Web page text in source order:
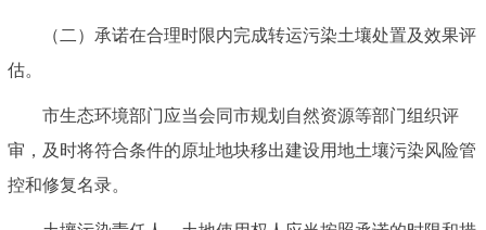
（二）承诺在合理时限内完成转运污染土壤处置及效果评
估。
市生态环境部门应当会同市规划自然资源等部门组织评
审，及时将符合条件的原址地块移出建设用地土壤污染风险管
控和修复名录。